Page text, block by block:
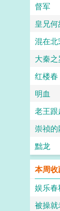
督军
皇兄何
混在
大秦
红楼春
明血
老王
崇祯
黜龙
本周
娱乐春
被操